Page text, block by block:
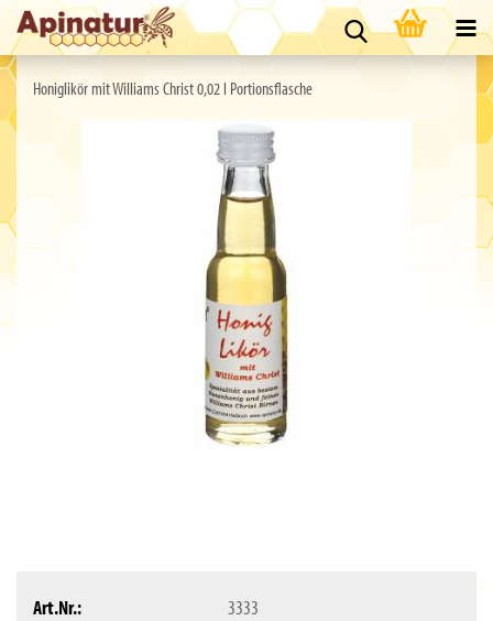
Honiglikör mit Williams Christ 0,02 l Portionsflasche
Art.Nr.:
3333